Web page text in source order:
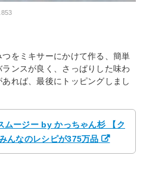
をミキサーにかけて作る、簡単
ンスが良く、さっぱりした味わ
れば、最後にトッピングしまし
ムージー by かっちゃん杉 【ク
んなのレシピが375万品